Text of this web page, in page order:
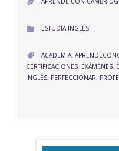

 CATEGORY
ESTUDIA INGLÉS
 CATEGORY
ACADEMIA,
CERTIFICACIONES, EXÁMENES,
INGLÉS, PERFECCIONAR,